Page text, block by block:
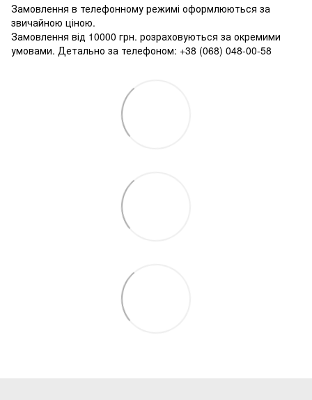
Замовлення в телефонному режимі оформлюються за
звичайною ціною.
Замовлення від 10000 грн. розраховуються за окремими
умовами. Детально за телефоном: +38 (068) 048-00-58